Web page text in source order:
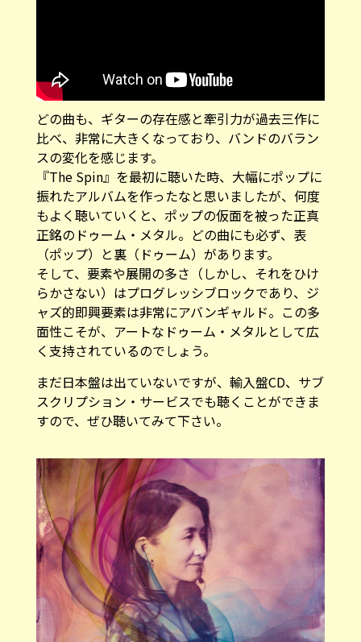
どの曲も、ギターの存在感と牽引力が過去三作に
比べ、非常に大きくなっており、バンドのバラン
スの変化を感じます。
『The Spin』を最初に聴いた時、大幅にポップに
振れたアルバムを作ったなと思いましたが、何度
もよく聴いていくと、ポップの仮面を被った正真
正銘のドゥーム・メタル。どの曲にも必ず、表
（ポップ）と裏（ドゥーム）があります。
そして、要素や展開の多さ（しかし、それをひけ
らかさない）はプログレッシブロックであり、ジ
ャズ的即興要素は非常にアバンギャルド。この多
面性こそが、アートなドゥーム・メタルとして広
く支持されているのでしょう。
まだ日本盤は出ていないですが、輸入盤CD、サブ
スクリプション・サービスでも聴くことができま
すので、ぜひ聴いてみて下さい。